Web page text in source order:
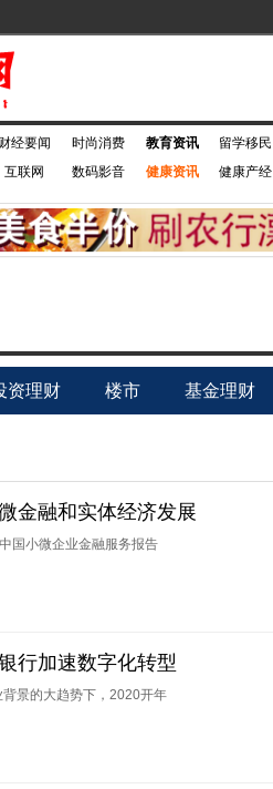
财经要闻
时尚消费
互联网 数码影音
教育资讯 留学移民
健康资讯
健康产经
资理财 楼市 基金理财
金融和实体经济发展
国小微企业金融服务报告
行加速数字化转型
景的大趋势下，2020开年